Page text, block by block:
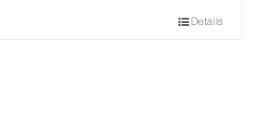
Details